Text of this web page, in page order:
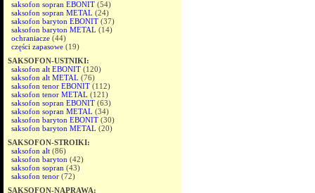
saksofon sopran EBONIT (54)
saksofon sopran METAL (24)
saksofon baryton EBONIT (37)
saksofon baryton METAL (14)
ochraniacze (44)
części zapasowe (19)
SAKSOFON-USTNIKI:
saksofon alt EBONIT (120)
saksofon alt METAL (76)
saksofon tenor EBONIT (112)
saksofon tenor METAL (121)
saksofon sopran EBONIT (63)
saksofon sopran METAL (34)
saksofon baryton EBONIT (30)
saksofon baryton METAL (20)
SAKSOFON-STROIKI:
saksofon alt (86)
saksofon baryton (42)
saksofon sopran (43)
saksofon tenor (72)
SAKSOFON-NAPRAWA: